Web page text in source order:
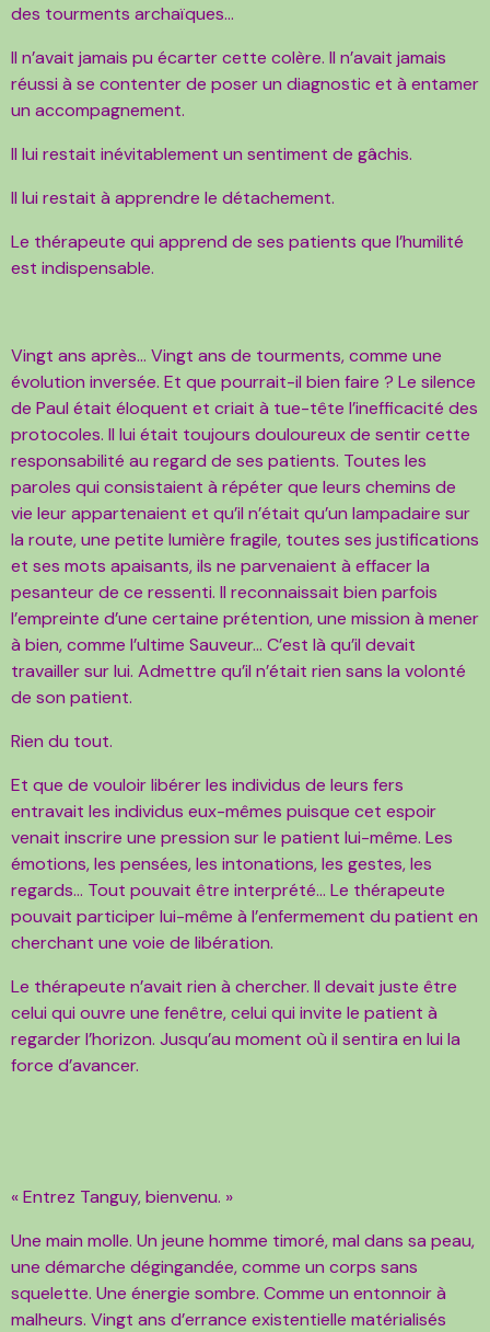
des tourments archaïques…
Il n’avait jamais pu écarter cette colère. Il n’avait jamais
réussi à se contenter de poser un diagnostic et à entamer
un accompagnement.
Il lui restait inévitablement un sentiment de gâchis.
Il lui restait à apprendre le détachement.
Le thérapeute qui apprend de ses patients que l’humilité
est indispensable.
Vingt ans après… Vingt ans de tourments, comme une
évolution inversée. Et que pourrait-il bien faire ? Le silence
de Paul était éloquent et criait à tue-tête l’inefficacité des
protocoles. Il lui était toujours douloureux de sentir cette
responsabilité au regard de ses patients. Toutes les
paroles qui consistaient à répéter que leurs chemins de
vie leur appartenaient et qu’il n’était qu’un lampadaire sur
la route, une petite lumière fragile, toutes ses justifications
et ses mots apaisants, ils ne parvenaient à effacer la
pesanteur de ce ressenti. Il reconnaissait bien parfois
l’empreinte d’une certaine prétention, une mission à mener
à bien, comme l’ultime Sauveur… C’est là qu’il devait
travailler sur lui. Admettre qu’il n’était rien sans la volonté
de son patient.
Rien du tout.
Et que de vouloir libérer les individus de leurs fers
entravait les individus eux-mêmes puisque cet espoir
venait inscrire une pression sur le patient lui-même. Les
émotions, les pensées, les intonations, les gestes, les
regards… Tout pouvait être interprété… Le thérapeute
pouvait participer lui-même à l’enfermement du patient en
cherchant une voie de libération.
Le thérapeute n’avait rien à chercher. Il devait juste être
celui qui ouvre une fenêtre, celui qui invite le patient à
regarder l’horizon. Jusqu’au moment où il sentira en lui la
force d’avancer.
« Entrez Tanguy, bienvenu. »
Une main molle. Un jeune homme timoré, mal dans sa peau,
une démarche dégingandée, comme un corps sans
squelette. Une énergie sombre. Comme un entonnoir à
malheurs. Vingt ans d’errance existentielle matérialisés